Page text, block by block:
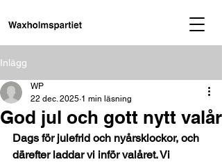
Inlägg
God jul och gott nytt valår
WP
22 dec. 2025 1 min läsning
Dags för julefrid och nyårsklockor, och
därefter laddar vi inför valåret. Vi